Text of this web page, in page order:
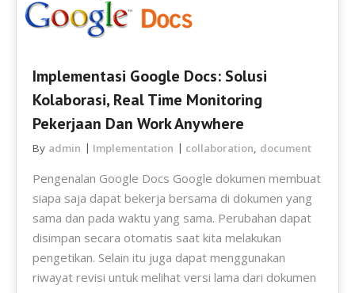
Implementasi Google Docs: Solusi
Kolaborasi, Real Time Monitoring
Pekerjaan Dan Work Anywhere
By admin Implementation collaboration, document
Pengenalan Google Docs Google dokumen membuat
siapa saja dapat bekerja bersama di dokumen yang
sama dan pada waktu yang sama. Perubahan dapat
disimpan secara otomatis saat kita melakukan
pengetikan. Selain itu juga dapat menggunakan
riwayat revisi untuk melihat versi lama dari dokumen